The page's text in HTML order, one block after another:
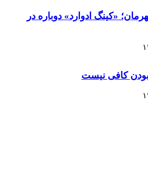
«کینگ ادوارد» دوباره در
کافی نیست